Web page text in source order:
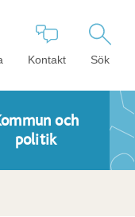
Kontakt Sök
och
politik